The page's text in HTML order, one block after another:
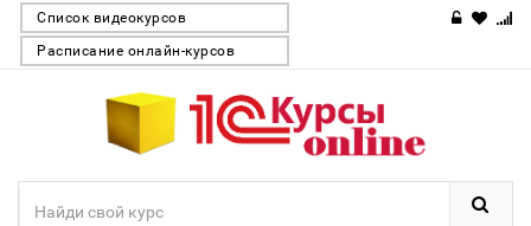
Список видеокурсов
Расписание онлайн-курсов